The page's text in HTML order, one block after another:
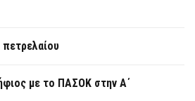
με το ΠΑΣΟΚ στην Α΄